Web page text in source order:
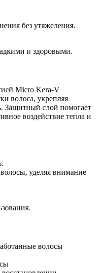
без утяжеления.
и здоровыми.
Micro Kera-V
волоса, укрепляя
Защитный слой помогает
воздействие тепла и
уделяя внимание
волосы